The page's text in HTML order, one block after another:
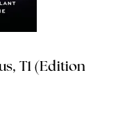
T1 (Edition